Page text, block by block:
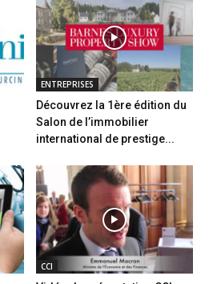
ENTREPRISES
Découvrez la 1ère édition du
Salon de l’immobilier
international de prestige...
CCI